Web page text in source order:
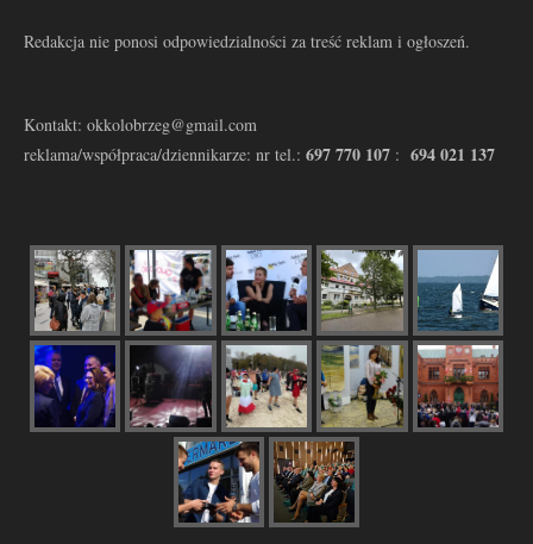
Redakcja nie ponosi odpowiedzialności za treść reklam i ogłoszeń.
Kontakt: okkolobrzeg@gmail.com
reklama/współpraca/dziennikarze: nr tel.: 697 770 107 : 694 021 137